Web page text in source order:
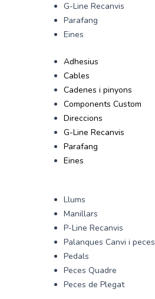
G-Line Recanvis
Parafang
Eines
Adhesius
Cables
Cadenes i pinyons
Components Custom
Direccions
G-Line Recanvis
Parafang
Eines
Llums
Manillars
P-Line Recanvis
Palanques Canvi i peces
Pedals
Peces Quadre
Peces de Plegat